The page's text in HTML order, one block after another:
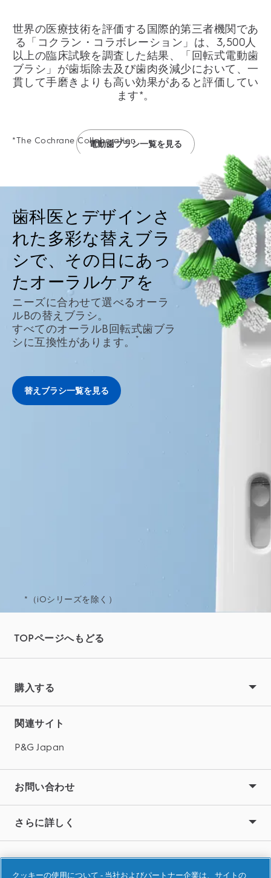
世界の医療技術を評価する国際的第三者機関であ
る「コクラン・コラボレーション」は、3,500人
以上の臨床試験を調査した結果、「回転式電動歯
ブラシ」が歯垢除去及び歯肉炎減少において、一
貫して手磨きよりも高い効果があると評価してい
ます*。
電動歯ブラシ一覧を見る
*The Cochrane Collaboration
歯科医とデザインさ
れた多彩な替えブラ
シで、その日にあっ
たオーラルケアを
ニーズに合わせて選べるオーラ
ルBの替えブラシ。
すべてのオーラルB回転式歯ブラ
シに互換性があります。
*
替えブラシ一覧を見る
*（iOシリーズを除く）
TOPページへもどる
購入する
関連サイト
P&G Japan
お問い合わせ
さらに詳しく
クッキーの使用について - 当社およびパートナー企業は、サイトの